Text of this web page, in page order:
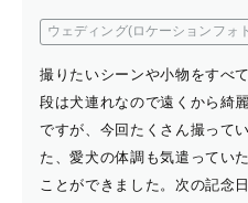
ウェディング(ロケーションフォ
撮りたいシーンや小物をすべ
段は犬連れなので遠くから綺
ですが、今回たくさん撮って
た、愛犬の体調も気遣ってい
ことができました。次の記念